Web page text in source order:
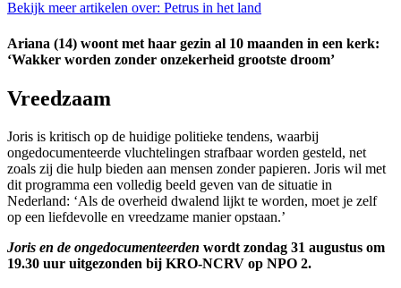
Bekijk meer artikelen over: Petrus in het land
Ariana (14) woont met haar gezin al 10 maanden in een kerk:
‘Wakker worden zonder onzekerheid grootste droom’
Vreedzaam
Joris is kritisch op de huidige politieke tendens, waarbij
ongedocumenteerde vluchtelingen strafbaar worden gesteld, net
zoals zij die hulp bieden aan mensen zonder papieren. Joris wil met
dit programma een volledig beeld geven van de situatie in
Nederland: ‘Als de overheid dwalend lijkt te worden, moet je zelf
op een liefdevolle en vreedzame manier opstaan.’
Joris en de ongedocumenteerden wordt zondag 31 augustus om
19.30 uur uitgezonden bij KRO-NCRV op NPO 2.